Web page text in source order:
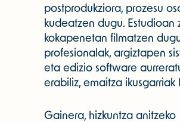
postprodukziora, prozesu
kudeatzen dugu. Estudioan
kokapenetan filmatzen
profesionalak, argiztapen
eta edizio software
erabiliz, emaitza ikusgarriak
Gainera, hizkuntza anitzeko